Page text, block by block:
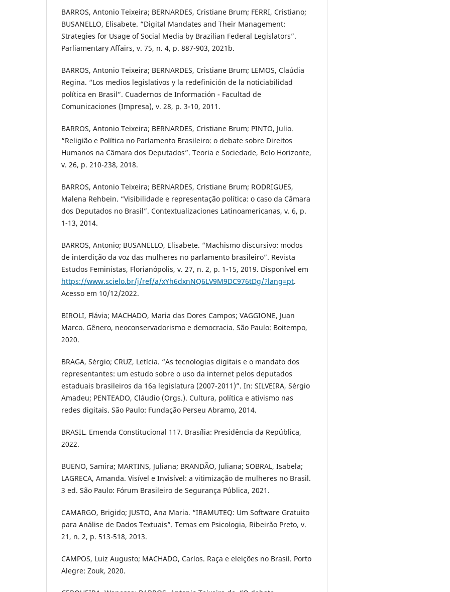
BARROS, Antonio Teixeira; BERNARDES, Cristiane Brum; FERRI, Cristiano;
BUSANELLO, Elisabete. “Digital Mandates and Their Management:
Strategies for Usage of Social Media by Brazilian Federal Legislators”.
Parliamentary Affairs, v. 75, n. 4, p. 887-903, 2021b.
BARROS, Antonio Teixeira; BERNARDES, Cristiane Brum; LEMOS, Claúdia
Regina. “Los medios legislativos y la redefinición de la noticiabilidad
política en Brasil”. Cuadernos de Información - Facultad de
Comunicaciones (Impresa), v. 28, p. 3-10, 2011.
BARROS, Antonio Teixeira; BERNARDES, Cristiane Brum; PINTO, Julio.
“Religião e Política no Parlamento Brasileiro: o debate sobre Direitos
Humanos na Câmara dos Deputados”. Teoria e Sociedade, Belo Horizonte,
v. 26, p. 210-238, 2018.
BARROS, Antonio Teixeira; BERNARDES, Cristiane Brum; RODRIGUES,
Malena Rehbein. “Visibilidade e representação política: o caso da Câmara
dos Deputados no Brasil”. Contextualizaciones Latinoamericanas, v. 6, p.
1-13, 2014.
BARROS, Antonio; BUSANELLO, Elisabete. “Machismo discursivo: modos
de interdição da voz das mulheres no parlamento brasileiro”. Revista
Estudos Feministas, Florianópolis, v. 27, n. 2, p. 1-15, 2019. Disponível em
https://www.scielo.br/j/ref/a/xYh6dxnNQ6LV9M9DC976tDg/?lang=pt.
Acesso em 10/12/2022.
BIROLI, Flávia; MACHADO, Maria das Dores Campos; VAGGIONE, Juan
Marco. Gênero, neoconservadorismo e democracia. São Paulo: Boitempo,
2020.
BRAGA, Sérgio; CRUZ, Letícia. “As tecnologias digitais e o mandato dos
representantes: um estudo sobre o uso da internet pelos deputados
estaduais brasileiros da 16a legislatura (2007-2011)”. In: SILVEIRA, Sérgio
Amadeu; PENTEADO, Cláudio (Orgs.). Cultura, política e ativismo nas
redes digitais. São Paulo: Fundação Perseu Abramo, 2014.
BRASIL. Emenda Constitucional 117. Brasília: Presidência da República,
2022.
BUENO, Samira; MARTINS, Juliana; BRANDÃO, Juliana; SOBRAL, Isabela;
LAGRECA, Amanda. Visível e Invisível: a vitimização de mulheres no Brasil.
3 ed. São Paulo: Fórum Brasileiro de Segurança Pública, 2021.
CAMARGO, Brigido; JUSTO, Ana Maria. “IRAMUTEQ: Um Software Gratuito
para Análise de Dados Textuais”. Temas em Psicologia, Ribeirão Preto, v.
21, n. 2, p. 513-518, 2013.
CAMPOS, Luiz Augusto; MACHADO, Carlos. Raça e eleições no Brasil. Porto
Alegre: Zouk, 2020.